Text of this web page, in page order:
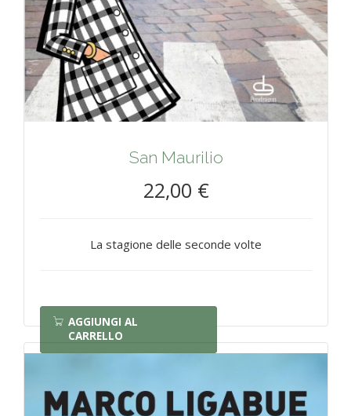
San Maurilio
22,00 €
La stagione delle seconde volte
AGGIUNGI AL
CARRELLO